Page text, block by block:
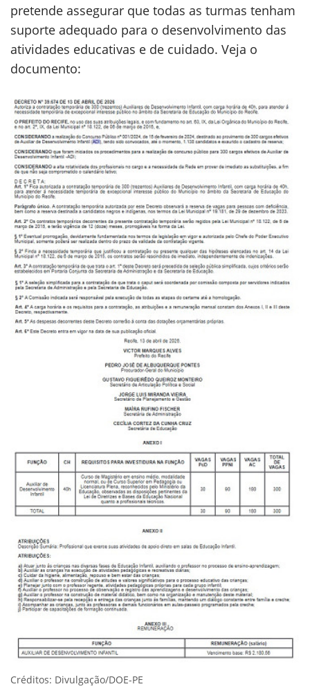
pretende assegurar que todas as turmas tenham
suporte adequado para o desenvolvimento das
atividades educativas e de cuidado. Veja o
documento:
Créditos: Divulgação/DOE-PE